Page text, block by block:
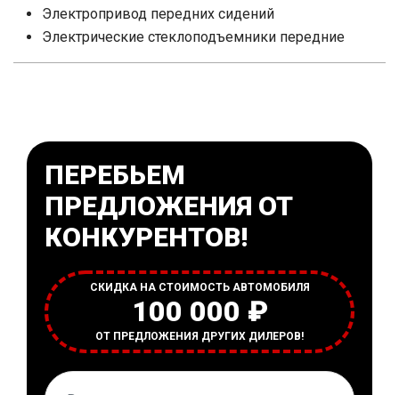
Электропривод передних сидений
Электрические стеклоподъемники передние
ПЕРЕБЬЕМ
ПРЕДЛОЖЕНИЯ ОТ
КОНКУРЕНТОВ!
СКИДКА НА СТОИМОСТЬ АВТОМОБИЛЯ
100 000 ₽
ОТ ПРЕДЛОЖЕНИЯ ДРУГИХ ДИЛЕРОВ!